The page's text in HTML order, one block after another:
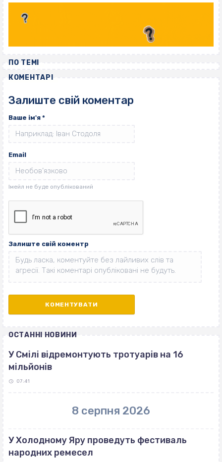
ПО ТЕМІ
КОМЕНТАРІ
Залиште свій коментар
Ваше ім'я *
Email
Залиште свій коментр
ОСТАННІ НОВИНИ
У Смілі відремонтують тротуарів на 16
мільйонів
07:41
8 серпня 2026
У Холодному Яру проведуть фестиваль
народних ремесел